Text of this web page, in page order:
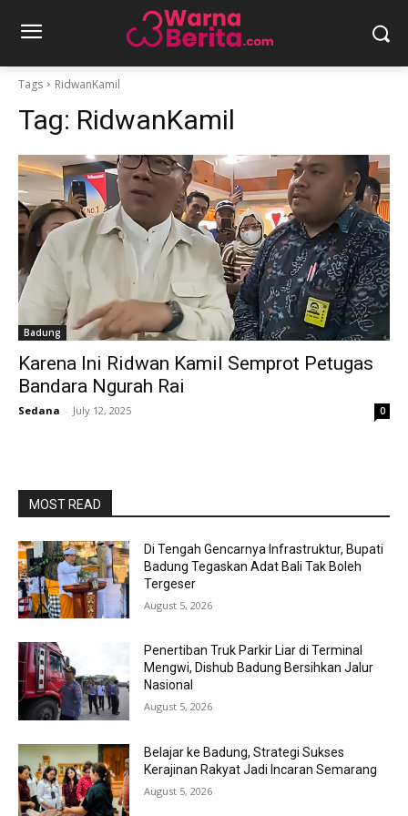
Tags RidwanKamil
Tag: RidwanKamil
Badung
Karena Ini Ridwan Kamil Semprot Petugas
Bandara Ngurah Rai
Sedana - July 12, 2025 0
MOST READ
Di Tengah Gencarnya Infrastruktur, Bupati
Badung Tegaskan Adat Bali Tak Boleh
Tergeser
August 5, 2026
Penertiban Truk Parkir Liar di Terminal
Mengwi, Dishub Badung Bersihkan Jalur
Nasional
August 5, 2026
Belajar ke Badung, Strategi Sukses
Kerajinan Rakyat Jadi Incaran Semarang
August 5, 2026